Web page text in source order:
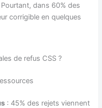
dans 60% des
corrigible en quelques
de refus CSS ?
: 45% des rejets viennent